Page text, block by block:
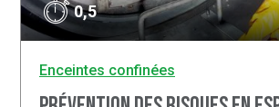
0,5
Enceintes confinées